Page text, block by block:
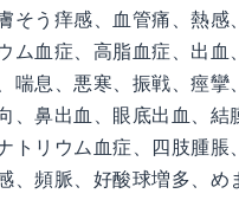
そう痒感、血管痛、熱感
ム血症、高脂血症、出血
喘息、悪寒、振戦、痙攣
、鼻出血、眼底出血、結
トリウム血症、四肢腫脹
、頻脈、好酸球増多、め